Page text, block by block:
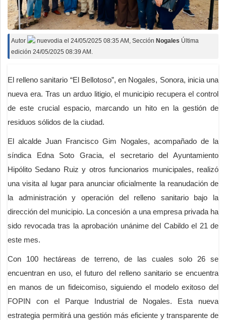
Autor nuevodia el 24/05/2025 08:35 AM , Sección Nogales Última
edición 24/05/2025 08:39 AM.
El relleno sanitario “El Bellotoso”, en Nogales, Sonora, inicia una
nueva era. Tras un arduo litigio, el municipio recupera el control
de este crucial espacio, marcando un hito en la gestión de
residuos sólidos de la ciudad.
El alcalde Juan Francisco Gim Nogales, acompañado de la
síndica Edna Soto Gracia, el secretario del Ayuntamiento
Hipólito Sedano Ruiz y otros funcionarios municipales, realizó
una visita al lugar para anunciar oficialmente la reanudación de
la administración y operación del relleno sanitario bajo la
dirección del municipio. La concesión a una empresa privada ha
sido revocada tras la aprobación unánime del Cabildo el 21 de
este mes.
Con 100 hectáreas de terreno, de las cuales solo 26 se
encuentran en uso, el futuro del relleno sanitario se encuentra
en manos de un fideicomiso, siguiendo el modelo exitoso del
FOPIN con el Parque Industrial de Nogales. Esta nueva
estrategia permitirá una gestión más eficiente y transparente de